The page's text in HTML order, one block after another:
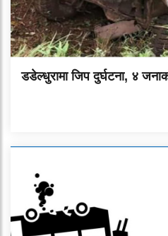
डडेल्धुरामा जिप दुर्घटना, ४